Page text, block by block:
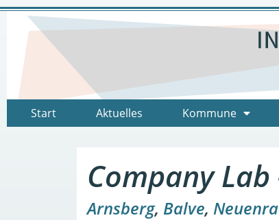
Start Aktuelles Kommune
Company
Arnsberg, Balve,